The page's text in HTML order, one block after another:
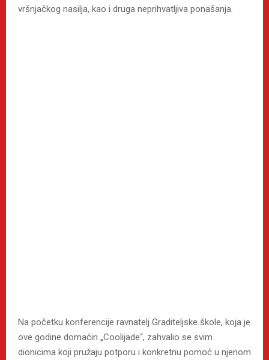
vršnjačkog nasilja, kao i druga neprihvatljiva ponašanja.
Na početku konferencije ravnatelj Graditeljske škole, koja je
ove godine domaćin „Coolijade“, zahvalio se svim
dionicima koji pružaju potporu i konkretnu pomoć u njenom